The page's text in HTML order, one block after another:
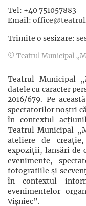
Tel: +40 751057883
Email:
Trimite o sesizare:
© Teatrul Municipal
Teatrul Municipal
datele cu caracter
2016/679. Pe
spectatorilor noștri
în contextul
Teatrul Municipal
ateliere de
expoziții, lansări de
evenimente,
fotografiile și
în contextul
evenimentelor
Vișniec”.